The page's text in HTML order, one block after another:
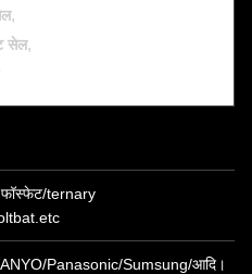
,
सेल,
ternary
Panasonic/Sumsung/आदि।